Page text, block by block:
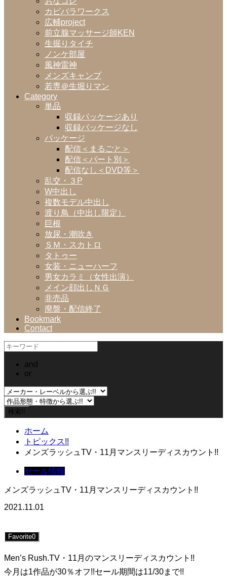
カピバラワークス
広輔project
前立腺マッサージ師KEN
生掘りタイチ
ノンケ部屋
風神雷神
メンズキャンプ
若専＠生堀りマン
Category
単品
収録パッケージあり
収録パッケージなし
パッケージ
配信＜まるごと＞
配信＜パート別＞
配信なし＜DVD等＞
乱交・３P
W中出し
複数モデル中出し
渡り鳥（中出し限定）
巨根
放尿・潮吹き
ＳＭ・スカトロ
タトゥー
女装・ニューハーフ
男女カラミ（女性出演）
メイン顔出しＮＧ
非売品
廃盤・配信終了
Bookmark
Contact
and
or
ホーム
トピックス!!
メンズラッシュTV・11月マンスリーディスカウント!!
セール情報
メンズラッシュTV・11月マンスリーディスカウント!!
2021.11.01
Favorite0
Men’s Rush.TV・11月のマンスリーディスカウント!!
今月は1作品が30％オフ!!セール期間は11/30まで!!